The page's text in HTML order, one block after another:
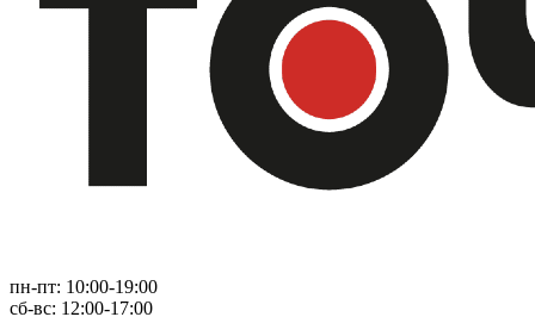
пн-пт: 10:00-19:00
сб-вс: 12:00-17:00